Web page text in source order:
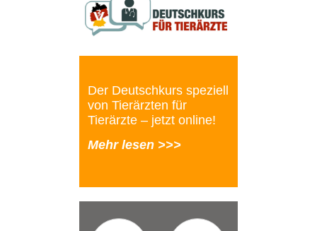
Der Deutschkurs speziell
von Tierärzten für
Tierärzte – jetzt online!
Mehr lesen >>>